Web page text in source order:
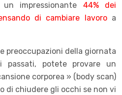
impressionante 44% dei
di cambiare lavoroa
preoccupazioni della giornata
passati, potete provare un
corporea » (body scan)
di chiudere gli occhi se non vi